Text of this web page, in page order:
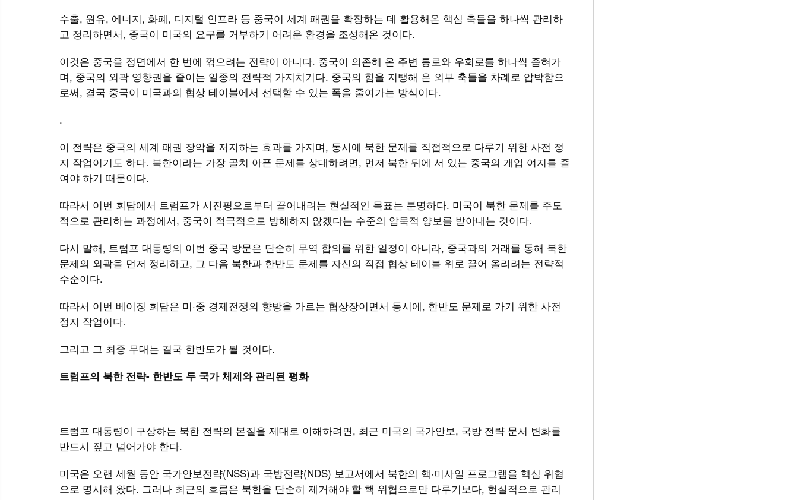
수출, 원유, 에너지, 화폐, 디지털 인프라 등 중국이 세계 패권을 확장하는 데 활용해온 핵심 축들을 하나씩 관리하
고 정리하면서, 중국이 미국의 요구를 거부하기 어려운 환경을 조성해온 것이다.
이것은 중국을 정면에서 한 번에 꺾으려는 전략이 아니다. 중국이 의존해 온 주변 통로와 우회로를 하나씩 좁혀가
며, 중국의 외곽 영향권을 줄이는 일종의 전략적 가지치기다. 중국의 힘을 지탱해 온 외부 축들을 차례로 압박함으
로써, 결국 중국이 미국과의 협상 테이블에서 선택할 수 있는 폭을 줄여가는 방식이다.
.
이 전략은 중국의 세계 패권 장악을 저지하는 효과를 가지며, 동시에 북한 문제를 직접적으로 다루기 위한 사전 정
지 작업이기도 하다. 북한이라는 가장 골치 아픈 문제를 상대하려면, 먼저 북한 뒤에 서 있는 중국의 개입 여지를 줄
여야 하기 때문이다.
따라서 이번 회담에서 트럼프가 시진핑으로부터 끌어내려는 현실적인 목표는 분명하다. 미국이 북한 문제를 주도
적으로 관리하는 과정에서, 중국이 적극적으로 방해하지 않겠다는 수준의 암묵적 양보를 받아내는 것이다.
다시 말해, 트럼프 대통령의 이번 중국 방문은 단순히 무역 합의를 위한 일정이 아니라, 중국과의 거래를 통해 북한
문제의 외곽을 먼저 정리하고, 그 다음 북한과 한반도 문제를 자신의 직접 협상 테이블 위로 끌어 올리려는 전략적
수순이다.
따라서 이번 베이징 회담은 미·중 경제전쟁의 향방을 가르는 협상장이면서 동시에, 한반도 문제로 가기 위한 사전
정지 작업이다.
그리고 그 최종 무대는 결국 한반도가 될 것이다.
트럼프의 북한 전략- 한반도 두 국가 체제와 관리된 평화
트럼프 대통령이 구상하는 북한 전략의 본질을 제대로 이해하려면, 최근 미국의 국가안보, 국방 전략 문서 변화를
반드시 짚고 넘어가야 한다.
미국은 오랜 세월 동안 국가안보전략(NSS)과 국방전략(NDS) 보고서에서 북한의 핵·미사일 프로그램을 핵심 위협
으로 명시해 왔다. 그러나 최근의 흐름은 북한을 단순히 제거해야 할 핵 위협으로만 다루기보다, 현실적으로 관리